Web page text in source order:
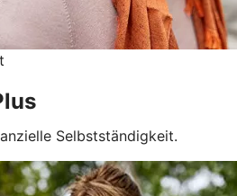
Selbstständigkeit.